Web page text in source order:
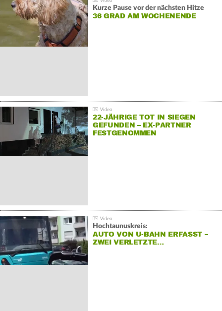
Kurze Pause vor der nächsten Hitze
36 GRAD AM WOCHENENDE
22-JÄHRIGE TOT IN SIEGEN
GEFUNDEN – EX-PARTNER
FESTGENOMMEN
Hochtaunuskreis:
AUTO VON U-BAHN ERFASST –
ZWEI VERLETZTE…